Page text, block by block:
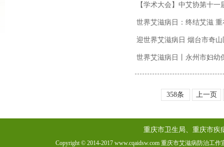
【学术大会】中艾协第十
世界艾滋病日：终结艾滋 重
迎世界艾滋病日 烟台市奇
世界艾滋病日丨永州市妇幼
358条 上一页
重庆市卫生局、重庆市疾
Copyright © 2014-2017 www.cqaidsw.com 重庆市艾滋病防治工